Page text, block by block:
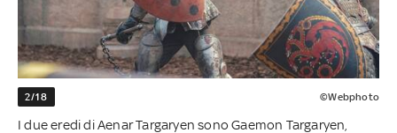
2/18 ©Webphoto
I due eredi di Aenar Targaryen sono Gaemon Targaryen,